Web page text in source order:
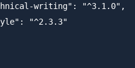
writing": "^3.1.0",
"^2.3.3"